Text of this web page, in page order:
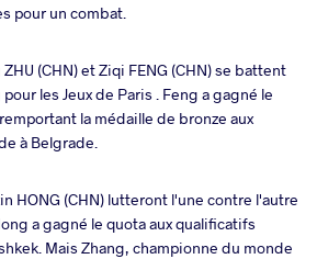
pour un combat.
ZHU (CHN) et Ziqi FENG (CHN) se battent
les Jeux de Paris . Feng a gagné le
la médaille de bronze aux
à Belgrade.
HONG (CHN) lutteront l'une contre l'autre
a gagné le quota aux qualificatifs
Mais Zhang, championne du monde